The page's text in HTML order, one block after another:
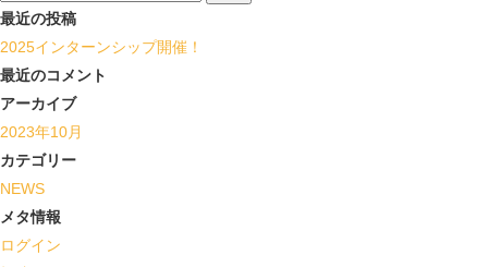
索:
最近の投稿
2025インターンシップ開催！
最近のコメント
アーカイブ
2023年10月
カテゴリー
NEWS
メタ情報
ログイン